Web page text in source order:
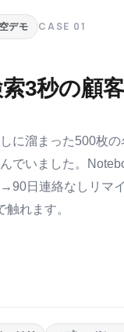
デモ CASE 01
3秒の顧
に溜まった500枚
でいました。
日連絡なしリマ
れます。